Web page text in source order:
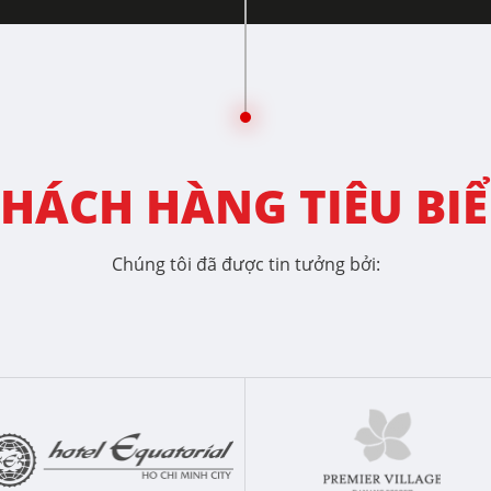
HÀNG TIÊU
Chúng tôi đã được tin tưởng bởi: